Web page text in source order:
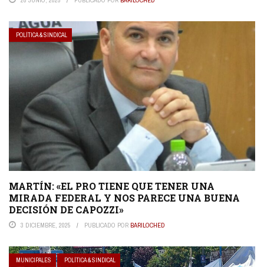
POLÍTICA & SINDICAL
MARTÍN: «EL PRO TIENE QUE TENER UNA
MIRADA FEDERAL Y NOS PARECE UNA BUENA
DECISIÓN DE CAPOZZI»
3 DICIEMBRE, 2025 PUBLICADO POR BARILOCHED
MUNICIPALES POLÍTICA & SINDICAL